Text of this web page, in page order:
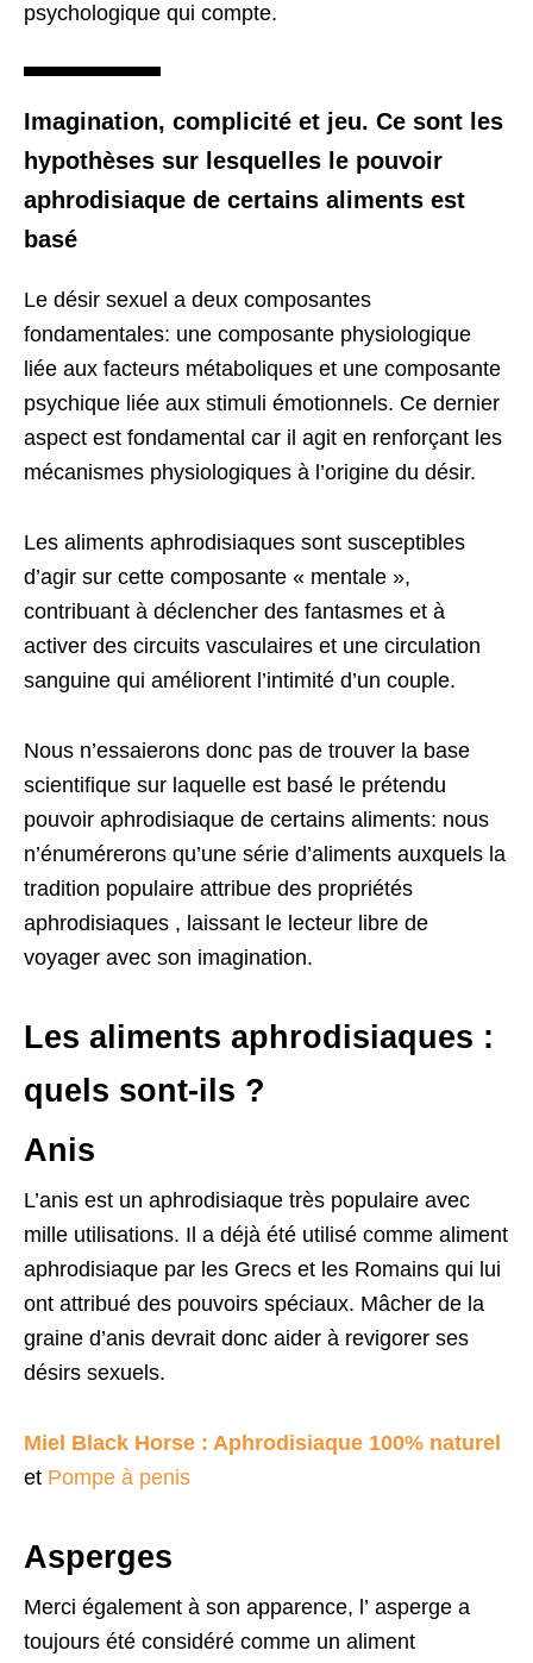
psychologique qui compte.
Imagination, complicité et jeu. Ce sont les
hypothèses sur lesquelles le pouvoir
aphrodisiaque de certains aliments est
basé
Le désir sexuel a deux composantes
fondamentales: une composante physiologique
liée aux facteurs métaboliques et une composante
psychique liée aux stimuli émotionnels. Ce dernier
aspect est fondamental car il agit en renforçant les
mécanismes physiologiques à l’origine du désir.
Les aliments aphrodisiaques sont susceptibles
d’agir sur cette composante « mentale »,
contribuant à déclencher des fantasmes et à
activer des circuits vasculaires et une circulation
sanguine qui améliorent l’intimité d’un couple.
Nous n’essaierons donc pas de trouver la base
scientifique sur laquelle est basé le prétendu
pouvoir aphrodisiaque de certains aliments: nous
n’énumérerons qu’une série d’aliments auxquels la
tradition populaire attribue des propriétés
aphrodisiaques , laissant le lecteur libre de
voyager avec son imagination.
Les aliments aphrodisiaques :
quels sont-ils ?
Anis
L’anis est un aphrodisiaque très populaire avec
mille utilisations. Il a déjà été utilisé comme aliment
aphrodisiaque par les Grecs et les Romains qui lui
ont attribué des pouvoirs spéciaux. Mâcher de la
graine d’anis devrait donc aider à revigorer ses
désirs sexuels.
Miel Black Horse : Aphrodisiaque 100% naturel
et Pompe à penis
Asperges
Merci également à son apparence, l’ asperge a
toujours été considéré comme un aliment